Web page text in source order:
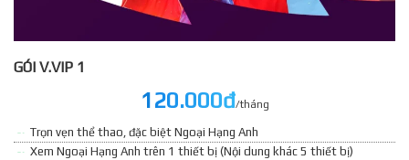
GÓI V.VIP 1
120.000đ/tháng
Trọn vẹn thể thao, đặc biệt Ngoại Hạng Anh
Xem Ngoại Hạng Anh trên 1 thiết bị (Nội dung khác 5 thiết bị)